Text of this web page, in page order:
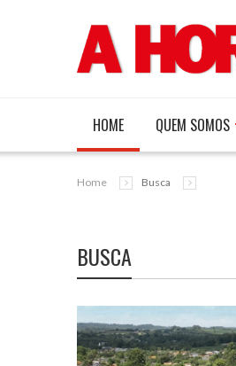
HOME QUEM SOMOS
Home Busca
BUSCA